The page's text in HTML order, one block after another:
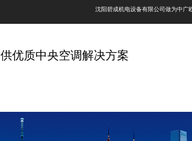
沈阳碧成机电设备有限公司做为中广欧
优质中央空调解决方案